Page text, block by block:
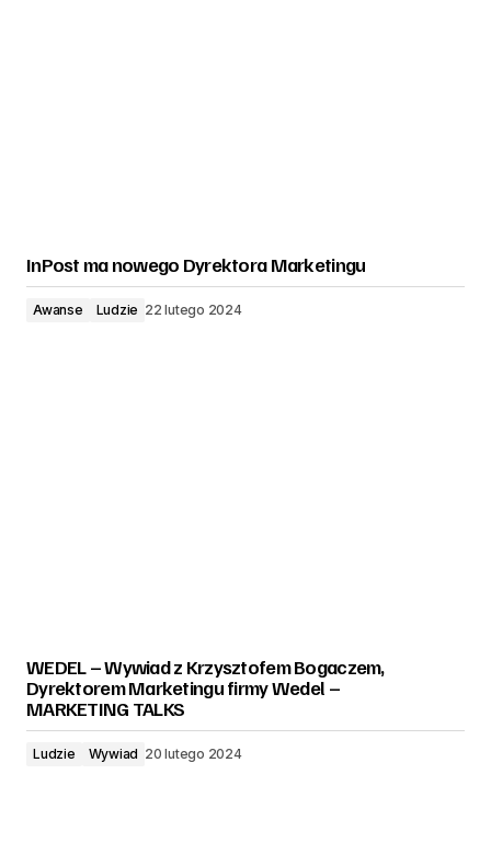
InPost ma nowego Dyrektora Marketingu
Awanse Ludzie 22 lutego 2024
WEDEL – Wywiad z Krzysztofem Bogaczem,
Dyrektorem Marketingu firmy Wedel –
MARKETING TALKS
Ludzie Wywiad 20 lutego 2024